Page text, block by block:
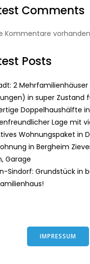
Comments
Kommentare
Posts
2 Mehrfamilienhäuser
in super Zustand
Doppelhaushälfte
Lage mit
Wohnungspaket in
in Bergheim
Garage
Sindorf: Grundstück in
IMPRESSUM